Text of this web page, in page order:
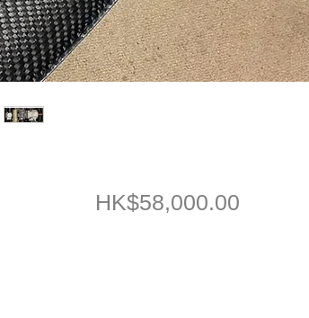
HK$58,000.00價